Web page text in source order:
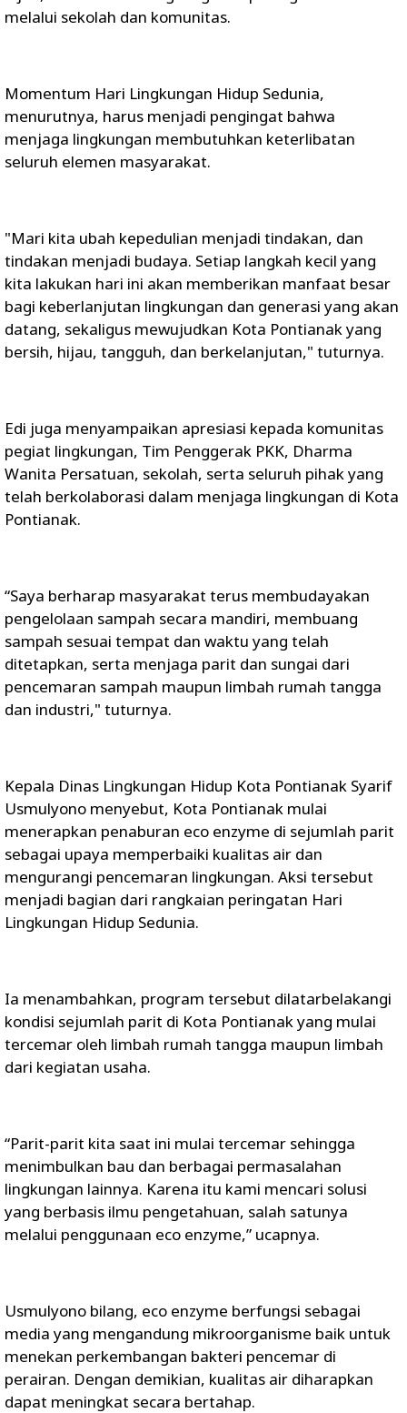
melalui sekolah dan komunitas.
Momentum Hari Lingkungan Hidup Sedunia,
menurutnya, harus menjadi pengingat bahwa
menjaga lingkungan membutuhkan keterlibatan
seluruh elemen masyarakat.
"Mari kita ubah kepedulian menjadi tindakan, dan
tindakan menjadi budaya. Setiap langkah kecil yang
kita lakukan hari ini akan memberikan manfaat besar
bagi keberlanjutan lingkungan dan generasi yang akan
datang, sekaligus mewujudkan Kota Pontianak yang
bersih, hijau, tangguh, dan berkelanjutan," tuturnya.
Edi juga menyampaikan apresiasi kepada komunitas
pegiat lingkungan, Tim Penggerak PKK, Dharma
Wanita Persatuan, sekolah, serta seluruh pihak yang
telah berkolaborasi dalam menjaga lingkungan di Kota
Pontianak.
“Saya berharap masyarakat terus membudayakan
pengelolaan sampah secara mandiri, membuang
sampah sesuai tempat dan waktu yang telah
ditetapkan, serta menjaga parit dan sungai dari
pencemaran sampah maupun limbah rumah tangga
dan industri," tuturnya.
Kepala Dinas Lingkungan Hidup Kota Pontianak Syarif
Usmulyono menyebut, Kota Pontianak mulai
menerapkan penaburan eco enzyme di sejumlah parit
sebagai upaya memperbaiki kualitas air dan
mengurangi pencemaran lingkungan. Aksi tersebut
menjadi bagian dari rangkaian peringatan Hari
Lingkungan Hidup Sedunia.
Ia menambahkan, program tersebut dilatarbelakangi
kondisi sejumlah parit di Kota Pontianak yang mulai
tercemar oleh limbah rumah tangga maupun limbah
dari kegiatan usaha.
“Parit-parit kita saat ini mulai tercemar sehingga
menimbulkan bau dan berbagai permasalahan
lingkungan lainnya. Karena itu kami mencari solusi
yang berbasis ilmu pengetahuan, salah satunya
melalui penggunaan eco enzyme,” ucapnya.
Usmulyono bilang, eco enzyme berfungsi sebagai
media yang mengandung mikroorganisme baik untuk
menekan perkembangan bakteri pencemar di
perairan. Dengan demikian, kualitas air diharapkan
dapat meningkat secara bertahap.